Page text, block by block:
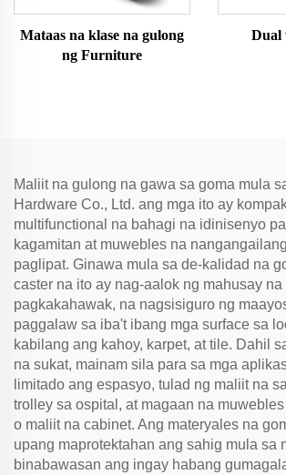
Mataas na klase na gulong
ng Furniture
Dual
Maliit na gulong na gawa sa goma mula
Hardware Co., Ltd. ang mga ito ay
multifunctional na bahagi na idinisenyo
kagamitan at muwebles na
paglipat. Ginawa mula sa de-kalidad na
caster na ito ay nag-aalok ng mahusay
pagkakahawak, na nagsisiguro ng
paggalaw sa iba't ibang mga surface sa
kabilang ang kahoy, karpet, at tile. Dahil
na sukat, mainam sila para sa mga
limitado ang espasyo, tulad ng maliit na
trolley sa ospital, at magaan na
o maliit na cabinet. Ang materyales na
upang maprotektahan ang sahig mula sa
binabawasan ang ingay habang